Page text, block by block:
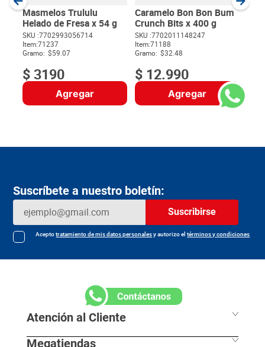
Masmelos Trululu
Helado de Fresa x 54 g
SKU :7702993056714
Item:71237
Gramo: $59.07
$3190
Agregar
Caramelo Bon Bon Bum
Crunch Bits x 400 g
SKU :7702011148247
Item:71188
Gramo: $32.48
$ 12.990
Agregar
Suscríbete a nuestro boletín:
Suscribirse
Aceptotratamiento de mis datos personalesy autorizo eltérminos y condiciones
Atención al Cliente
Megatiendas